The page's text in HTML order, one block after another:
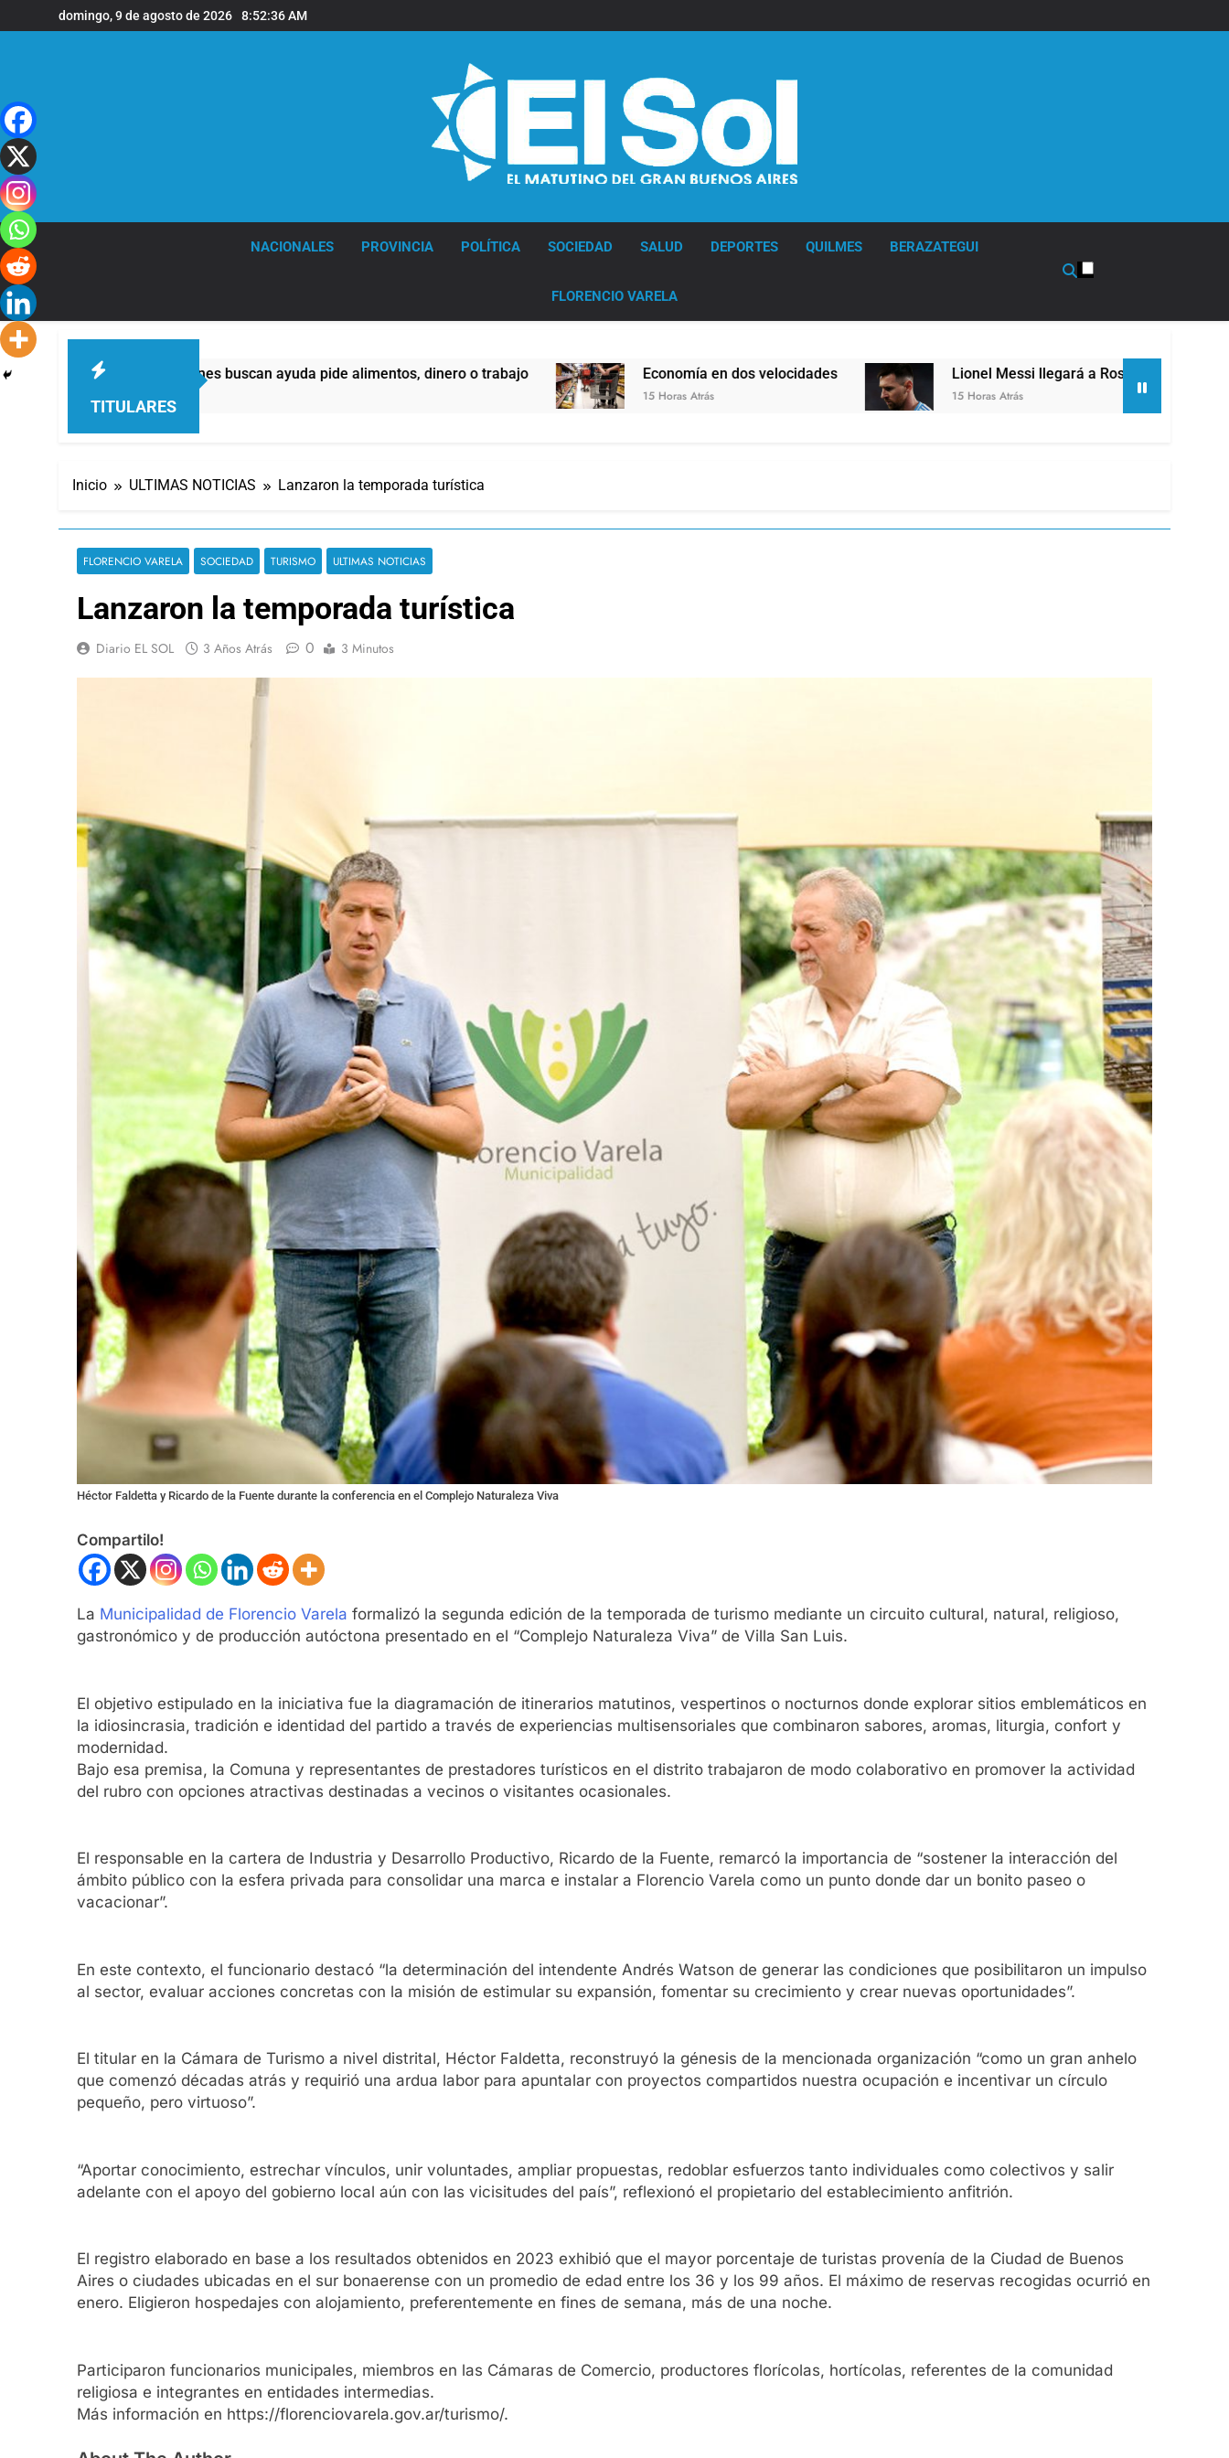
al
domingo, 9 de agosto de 2026 8:52:38 AM
NACIONALES PROVINCIA POLÍTICA SOCIEDAD SALUD DEPORTES QUILMES BERAZATEGUI
FLORENCIO VARELA
TITULARES
de quienes buscan ayuda pide alimentos, dinero o trabajo Economía en dos velocidades
15 Horas Atrás
Lionel Messi llegará a Rosario para despedir a su padre
15 Horas Atrás
Inicio ULTIMAS NOTICIAS Lanzaron la temporada turística
FLORENCIO VARELA SOCIEDAD TURISMO ULTIMAS NOTICIAS
Lanzaron la temporada turística
Diario EL SOL 3 Años Atrás 0 3 Minutos
Héctor Faldetta y Ricardo de la Fuente durante la conferencia en el Complejo Naturaleza Viva
Compartilo!
La Municipalidad de Florencio Varela formalizó la segunda edición de la temporada de turismo mediante un circuito cultural, natural, religioso,
gastronómico y de producción autóctona presentado en el “Complejo Naturaleza Viva” de Villa San Luis.
El objetivo estipulado en la iniciativa fue la diagramación de itinerarios matutinos, vespertinos o nocturnos donde explorar sitios emblemáticos en
la idiosincrasia, tradición e identidad del partido a través de experiencias multisensoriales que combinaron sabores, aromas, liturgia, confort y
modernidad.
Bajo esa premisa, la Comuna y representantes de prestadores turísticos en el distrito trabajaron de modo colaborativo en promover la actividad
del rubro con opciones atractivas destinadas a vecinos o visitantes ocasionales.
El responsable en la cartera de Industria y Desarrollo Productivo, Ricardo de la Fuente, remarcó la importancia de “sostener la interacción del
ámbito público con la esfera privada para consolidar una marca e instalar a Florencio Varela como un punto donde dar un bonito paseo o
vacacionar”.
En este contexto, el funcionario destacó “la determinación del intendente Andrés Watson de generar las condiciones que posibilitaron un impulso
al sector, evaluar acciones concretas con la misión de estimular su expansión, fomentar su crecimiento y crear nuevas oportunidades”.
El titular en la Cámara de Turismo a nivel distrital, Héctor Faldetta, reconstruyó la génesis de la mencionada organización “como un gran anhelo
que comenzó décadas atrás y requirió una ardua labor para apuntalar con proyectos compartidos nuestra ocupación e incentivar un círculo
pequeño, pero virtuoso”.
“Aportar conocimiento, estrechar vínculos, unir voluntades, ampliar propuestas, redoblar esfuerzos tanto individuales como colectivos y salir
adelante con el apoyo del gobierno local aún con las vicisitudes del país”, reflexionó el propietario del establecimiento anfitrión.
El registro elaborado en base a los resultados obtenidos en 2023 exhibió que el mayor porcentaje de turistas provenía de la Ciudad de Buenos
Aires o ciudades ubicadas en el sur bonaerense con un promedio de edad entre los 36 y los 99 años. El máximo de reservas recogidas ocurrió en
enero. Eligieron hospedajes con alojamiento, preferentemente en fines de semana, más de una noche.
Participaron funcionarios municipales, miembros en las Cámaras de Comercio, productores florícolas, hortícolas, referentes de la comunidad
religiosa e integrantes en entidades intermedias.
Más información en https://florenciovarela.gov.ar/turismo/.